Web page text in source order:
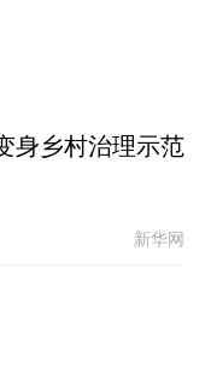
身乡村治理示范
新华网